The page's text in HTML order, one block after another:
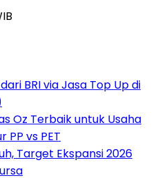
BRI via Jasa Top Up di
Oz Terbaik untuk Usaha
PP vs PET
Target Ekspansi 2026